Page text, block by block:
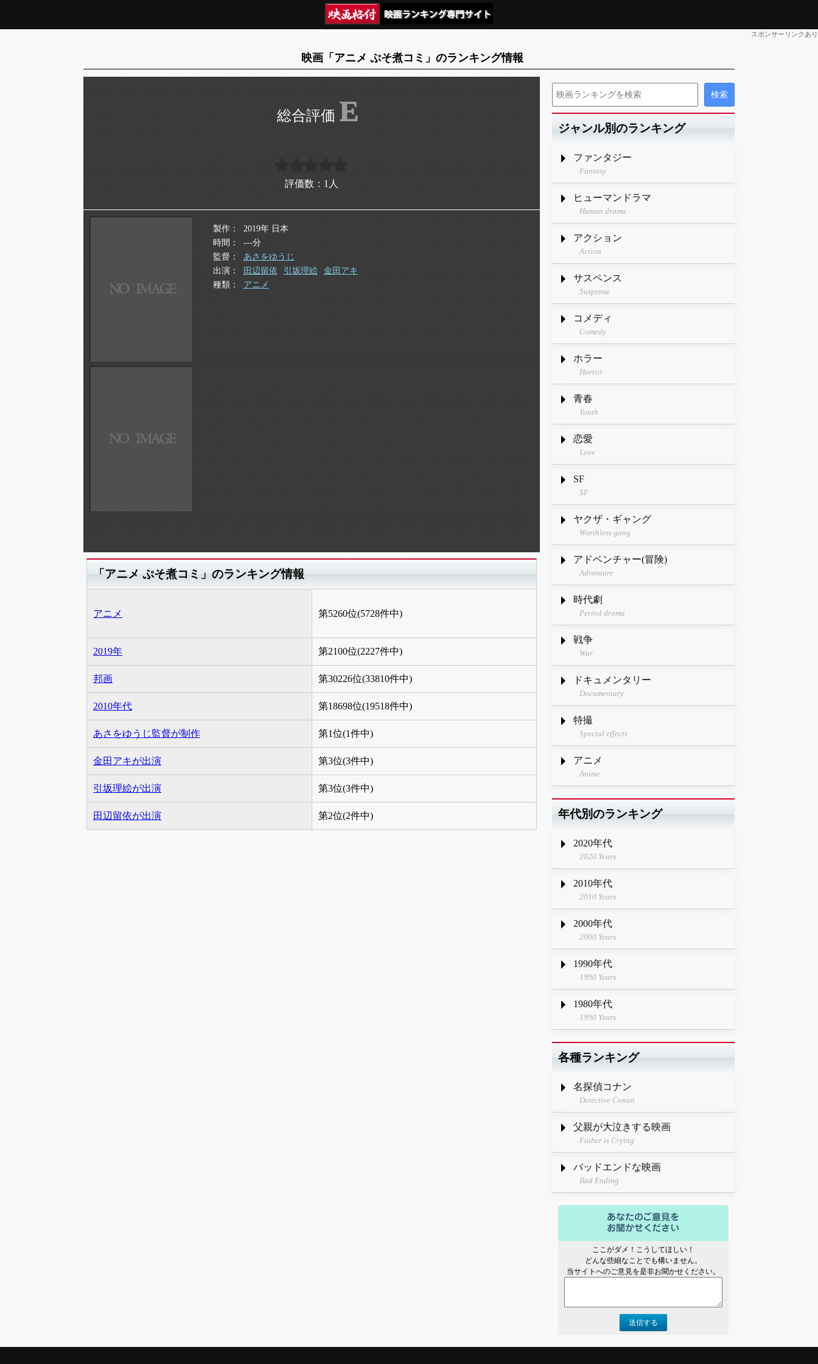
スポンサーリンクあり
映画「アニメ ぷそ煮コミ」のランキング情報
E
評価数： 1 人
製作
2019年 日本
時間
---分
監督
あさをゆうじ
出演
田辺留依 引坂理絵
金田アキ
種類
アニメ
「アニメ ぷそ煮コミ」のランキング情報
アニメ 第5260位(5728件中)
2019年 第2100位(2227件中)
邦画 第30226位(33810件中)
2010年代 第18698位(19518件中)
あさをゆうじ監督が制作 第1位(1件中)
金田アキが出演 第3位(3件中)
引坂理絵が出演 第3位(3件中)
田辺留依が出演 第2位(2件中)
ジャンル別のランキング
ファンタジー
Fantasy
ヒューマンドラマ
Human drama
アクション
Action
サスペンス
Suspense
コメディ
Comedy
ホラー
Horror
青春
Youth
恋愛
Love
SF
SF
ヤクザ・ギャング
Worthless gang
アドベンチャー(冒険)
Adventure
時代劇
Period drama
戦争
War
ドキュメンタリー
Documentary
特撮
Special effects
アニメ
Anime
年代別のランキング
2020年代
2020 Years
2010年代
2010 Years
2000年代
2000 Years
1990年代
1990 Years
1980年代
1990 Years
各種ランキング
名探偵コナン
Detective Conan
父親が大泣きする映画
Father is Crying
バッドエンドな映画
Bad Ending
ここがダメ！こうしてほしい！
どんな些細なことでも構いません。
当サイトへのご意見を是非お聞かせください。
送信する